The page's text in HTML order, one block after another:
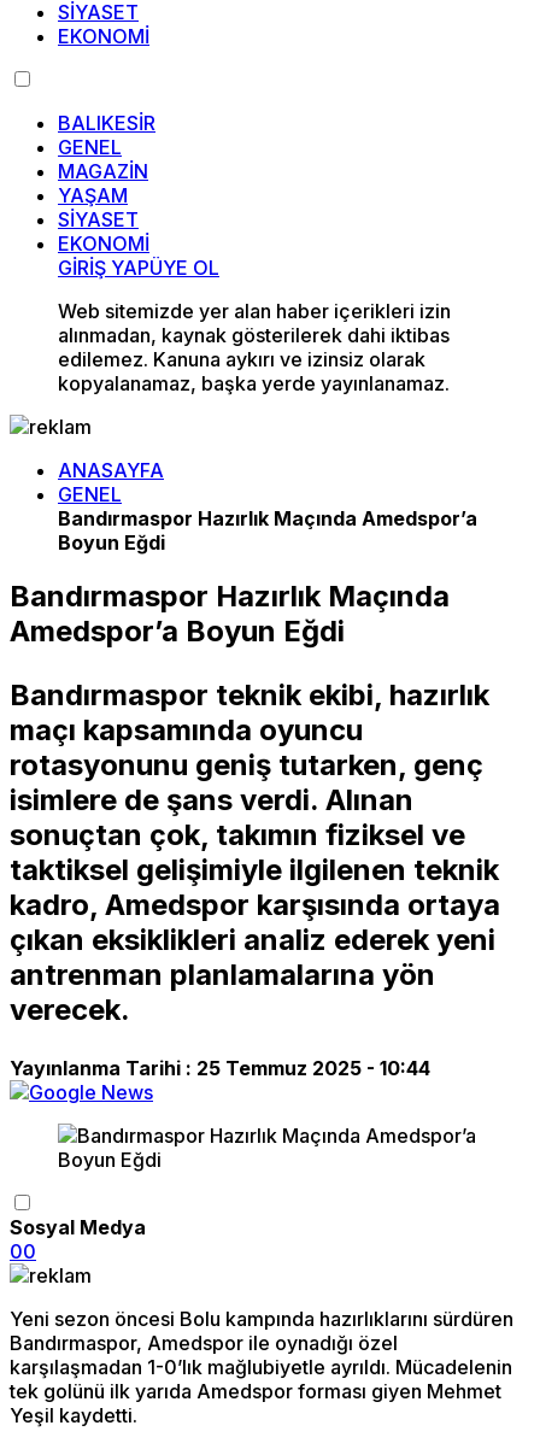
SİYASET
EKONOMİ
BALIKESİR
GENEL
MAGAZİN
YAŞAM
SİYASET
EKONOMİ
GİRİŞ YAPÜYE OL
Web sitemizde yer alan haber içerikleri izin
alınmadan, kaynak gösterilerek dahi iktibas
edilemez. Kanuna aykırı ve izinsiz olarak
kopyalanamaz, başka yerde yayınlanamaz.
ANASAYFA
GENEL
Bandırmaspor Hazırlık Maçında Amedspor’a
Boyun Eğdi
Bandırmaspor Hazırlık Maçında
Amedspor’a Boyun Eğdi
Bandırmaspor teknik ekibi, hazırlık
maçı kapsamında oyuncu
rotasyonunu geniş tutarken, genç
isimlere de şans verdi. Alınan
sonuçtan çok, takımın fiziksel ve
taktiksel gelişimiyle ilgilenen teknik
kadro, Amedspor karşısında ortaya
çıkan eksiklikleri analiz ederek yeni
antrenman planlamalarına yön
verecek.
Yayınlanma Tarihi : 25 Temmuz 2025 - 10:44
Sosyal Medya
00
Yeni sezon öncesi Bolu kampında hazırlıklarını sürdüren
Bandırmaspor, Amedspor ile oynadığı özel
karşılaşmadan 1-0’lık mağlubiyetle ayrıldı. Mücadelenin
tek golünü ilk yarıda Amedspor forması giyen Mehmet
Yeşil kaydetti.